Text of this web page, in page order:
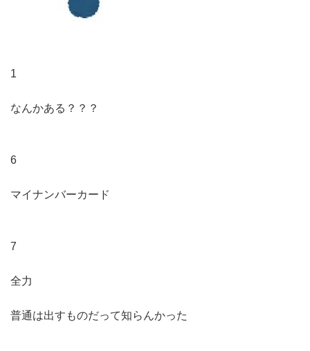
1
なんかある？？？
6
マイナンバーカード
7
全力
普通は出すものだって知らんかった